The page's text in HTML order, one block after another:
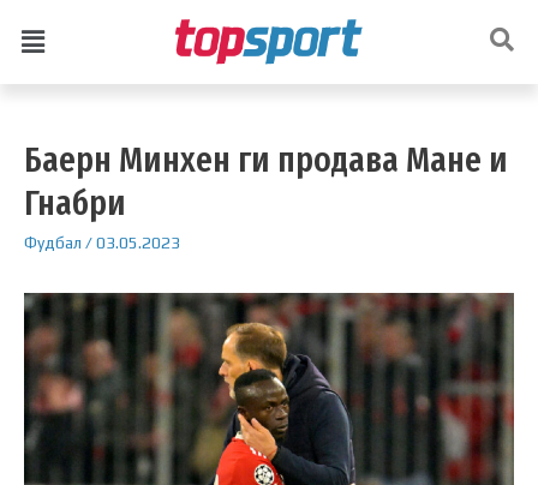
Баерн Минхен ги продава Мане и
Гнабри
Фудбал /03.05.2023